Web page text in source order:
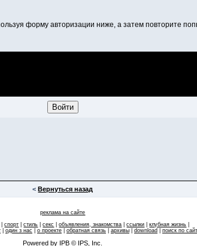
форму авторизации ниже, а затем повторите
<Вернуться назад
реклама на сайте
|спорт |стиль |секс |объявления, знакомства |ссылки |клубная жизнь
| один з нас о проекте| обратная связь| архивы| download поиск по
Powered by IPB © IPS, Inc.